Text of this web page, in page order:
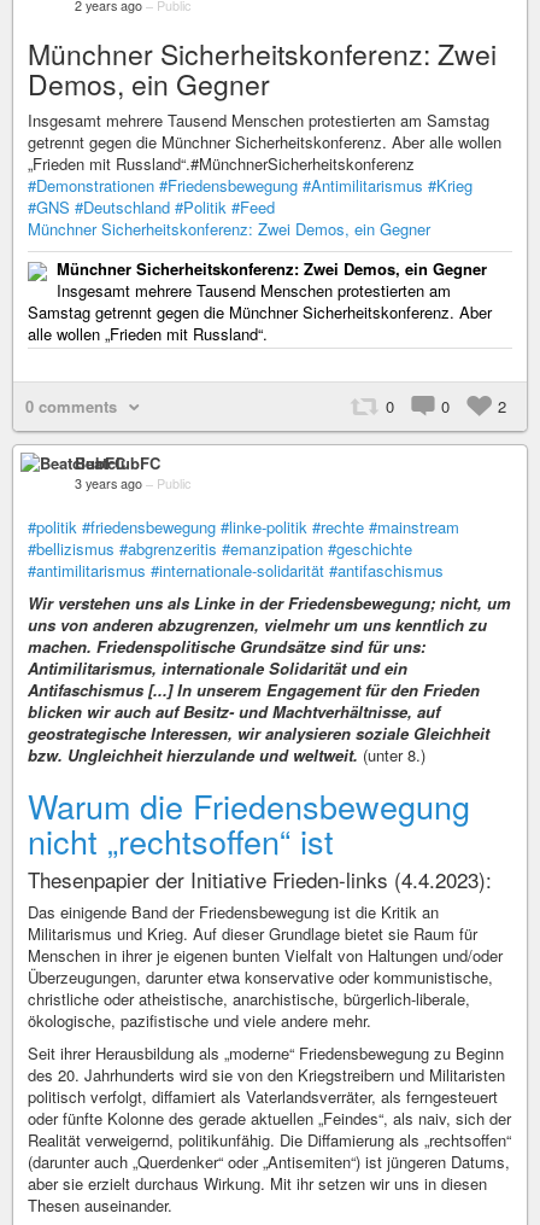
2 years ago – Public
Münchner Sicherheitskonferenz: Zwei
Demos, ein Gegner
Insgesamt mehrere Tausend Menschen protestierten am Samstag
getrennt gegen die Münchner Sicherheitskonferenz. Aber alle wollen
„Frieden mit Russland“.#MünchnerSicherheitskonferenz
#Demonstrationen #Friedensbewegung #Antimilitarismus #Krieg
#GNS #Deutschland #Politik #Feed
Münchner Sicherheitskonferenz: Zwei Demos, ein Gegner
Münchner Sicherheitskonferenz: Zwei Demos, ein Gegner
Insgesamt mehrere Tausend Menschen protestierten am
Samstag getrennt gegen die Münchner Sicherheitskonferenz. Aber
alle wollen „Frieden mit Russland“.
0 comments 0 0 2
BeatclubFC
3 years ago – Public
#politik #friedensbewegung #linke-politik #rechte #mainstream
#bellizismus #abgrenzeritis #emanzipation #geschichte
#antimilitarismus #internationale-solidarität #antifaschismus
Wir verstehen uns als Linke in der Friedensbewegung; nicht, um
uns von anderen abzugrenzen, vielmehr um uns kenntlich zu
machen. Friedenspolitische Grundsätze sind für uns:
Antimilitarismus, internationale Solidarität und ein
Antifaschismus [...] In unserem Engagement für den Frieden
blicken wir auch auf Besitz- und Machtverhältnisse, auf
geostrategische Interessen, wir analysieren soziale Gleichheit
bzw. Ungleichheit hierzulande und weltweit. (unter 8.)
Warum die Friedensbewegung
nicht „rechtsoffen“ ist
Thesenpapier der Initiative Frieden-links (4.4.2023):
Das einigende Band der Friedensbewegung ist die Kritik an
Militarismus und Krieg. Auf dieser Grundlage bietet sie Raum für
Menschen in ihrer je eigenen bunten Vielfalt von Haltungen und/oder
Überzeugungen, darunter etwa konservative oder kommunistische,
christliche oder atheistische, anarchistische, bürgerlich-liberale,
ökologische, pazifistische und viele andere mehr.
Seit ihrer Herausbildung als „moderne“ Friedensbewegung zu Beginn
des 20. Jahrhunderts wird sie von den Kriegstreibern und Militaristen
politisch verfolgt, diffamiert als Vaterlandsverräter, als ferngesteuert
oder fünfte Kolonne des gerade aktuellen „Feindes“, als naiv, sich der
Realität verweigernd, politikunfähig. Die Diffamierung als „rechtsoffen“
(darunter auch „Querdenker“ oder „Antisemiten“) ist jüngeren Datums,
aber sie erzielt durchaus Wirkung. Mit ihr setzen wir uns in diesen
Thesen auseinander.